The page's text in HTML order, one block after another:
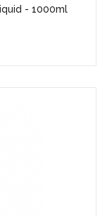
- 1000ml